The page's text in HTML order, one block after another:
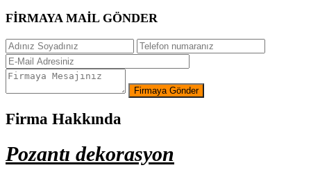
FİRMAYA MAİL GÖNDER
Firma Hakkında
Pozantı dekorasyon